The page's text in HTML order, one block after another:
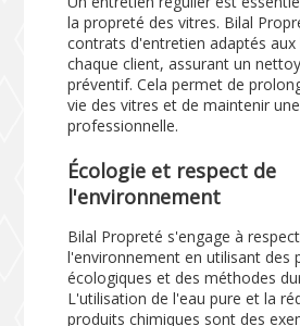
la propreté des vitres. Bilal
contrats d'entretien adaptés aux
chaque client, assurant un
préventif. Cela permet de
vie des vitres et de maintenir
professionnelle.
Écologie et respect de
l'environnement
Bilal Propreté s'engage à
l'environnement en utilisant des
écologiques et des méthodes
L'utilisation de l'eau pure et la
produits chimiques sont des